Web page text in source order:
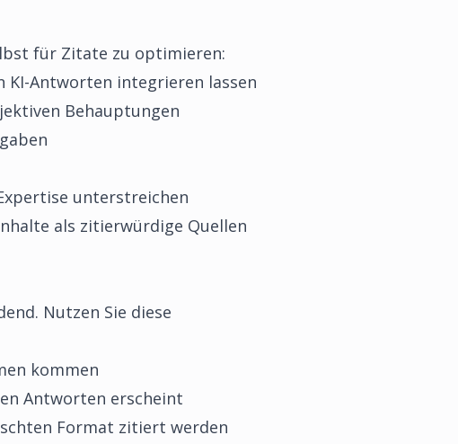
für Zitate zu optimieren:
KI-Antworten integrieren lassen
Behauptungen
unterstreichen
als zitierwürdige Quellen
Nutzen Sie diese
kommen
Antworten erscheint
Format zitiert werden